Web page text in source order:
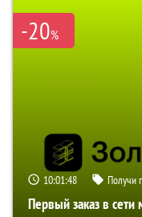
-20%
10:01:47 Получи
Первый заказ в сети